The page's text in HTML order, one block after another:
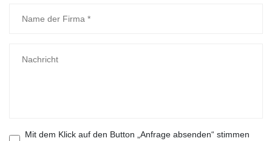
Mit dem Klick auf den Button „Anfrage absenden“ stimmen